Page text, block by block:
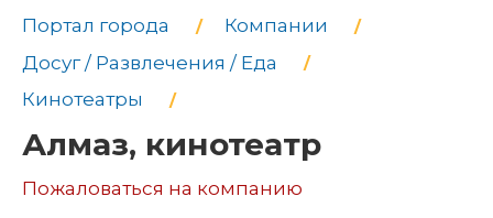
Портал города
Компании
Досуг / Развлечения / Еда
Кинотеатры
Алмаз, кинотеатр
Пожаловаться на компанию